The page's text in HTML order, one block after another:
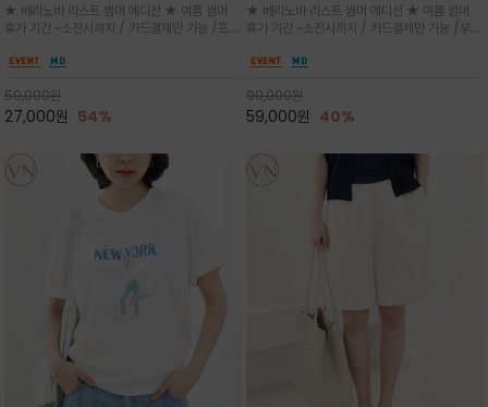
세요 ^^
★ 베라노바 라스트 썸머 에디션 ★ 여름 썸머
휴가 기간 ~소진시까지 / 카드결제만 가능 /프론
러스트 프린트가 더해져 과하지 않으면서도 세련
59,000원
27,000원 54%
^^
★ 베라노바 라스트 썸머 에디션 ★ 여름 썸머
휴가 기간 ~소진시까지 / 카드결제만 가능 /부드
은은한 매트 컬러가 고급스러운 분위기
99,000원
59,000원 40%